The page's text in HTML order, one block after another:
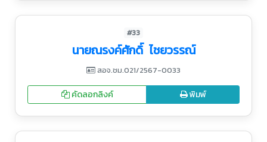
#33
นายณรงค์ศักดิ์ ไชยวรรณ์
สอจ.ชม.021/2567-0033
คัดลอกลิงค์ พิมพ์